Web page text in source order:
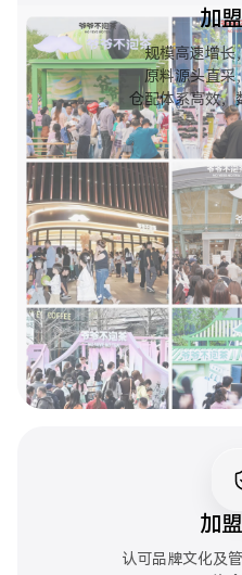
加
规模高速增长
原料源头直采
仓配体系高效，
加
认可品牌文化及